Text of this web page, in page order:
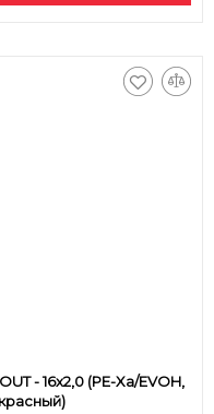
- 16x2,0 (PE-Xa/EVOH,